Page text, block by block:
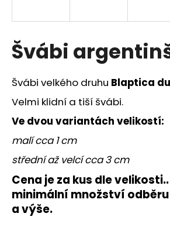
Švábi
Švábi velkého druhu Blaptica
Velmi klidní a tiší švábi.
Ve dvou variantách velikostí:
malí cca 1 cm
střední až velcí cca 3 cm
Cena je za kus dle
minimální množství
a výše.
í
t
?
D
o
p